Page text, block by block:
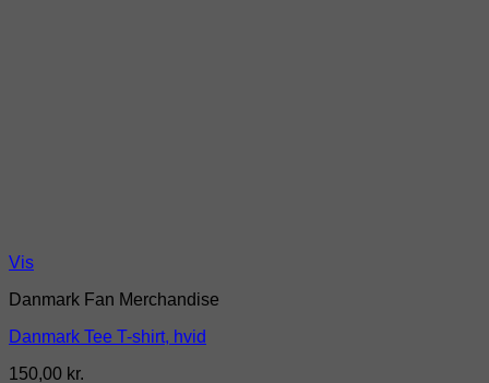
Vis
Danmark Fan Merchandise
Danmark Tee T-shirt, hvid
150,00 kr.